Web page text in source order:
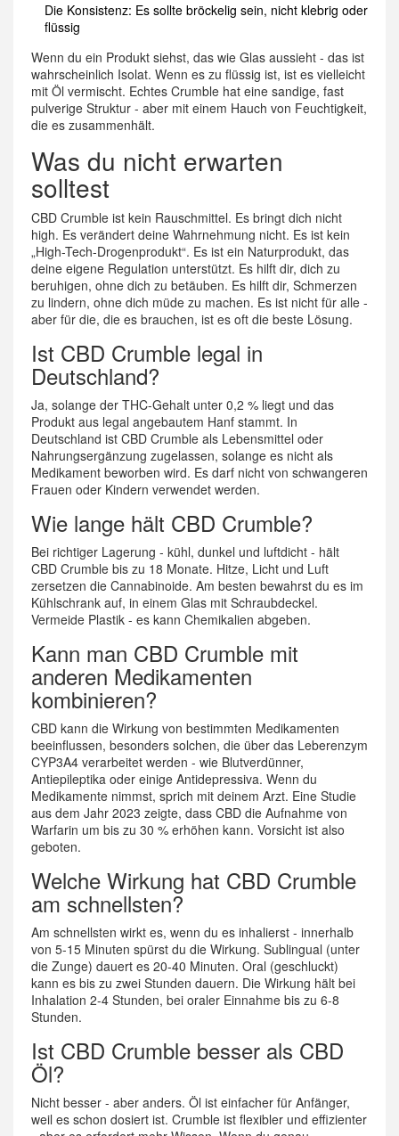
Die Konsistenz: Es sollte bröckelig sein, nicht klebrig oder
flüssig
Wenn du ein Produkt siehst, das wie Glas aussieht - das ist
wahrscheinlich Isolat. Wenn es zu flüssig ist, ist es vielleicht
mit Öl vermischt. Echtes Crumble hat eine sandige, fast
pulverige Struktur - aber mit einem Hauch von Feuchtigkeit,
die es zusammenhält.
Was du nicht erwarten
solltest
CBD Crumble ist kein Rauschmittel. Es bringt dich nicht
high. Es verändert deine Wahrnehmung nicht. Es ist kein
„High-Tech-Drogenprodukt“. Es ist ein Naturprodukt, das
deine eigene Regulation unterstützt. Es hilft dir, dich zu
beruhigen, ohne dich zu betäuben. Es hilft dir, Schmerzen
zu lindern, ohne dich müde zu machen. Es ist nicht für alle -
aber für die, die es brauchen, ist es oft die beste Lösung.
Ist CBD Crumble legal in
Deutschland?
Ja, solange der THC-Gehalt unter 0,2 % liegt und das
Produkt aus legal angebautem Hanf stammt. In
Deutschland ist CBD Crumble als Lebensmittel oder
Nahrungsergänzung zugelassen, solange es nicht als
Medikament beworben wird. Es darf nicht von schwangeren
Frauen oder Kindern verwendet werden.
Wie lange hält CBD Crumble?
Bei richtiger Lagerung - kühl, dunkel und luftdicht - hält
CBD Crumble bis zu 18 Monate. Hitze, Licht und Luft
zersetzen die Cannabinoide. Am besten bewahrst du es im
Kühlschrank auf, in einem Glas mit Schraubdeckel.
Vermeide Plastik - es kann Chemikalien abgeben.
Kann man CBD Crumble mit
anderen Medikamenten
kombinieren?
CBD kann die Wirkung von bestimmten Medikamenten
beeinflussen, besonders solchen, die über das Leberenzym
CYP3A4 verarbeitet werden - wie Blutverdünner,
Antiepileptika oder einige Antidepressiva. Wenn du
Medikamente nimmst, sprich mit deinem Arzt. Eine Studie
aus dem Jahr 2023 zeigte, dass CBD die Aufnahme von
Warfarin um bis zu 30 % erhöhen kann. Vorsicht ist also
geboten.
Welche Wirkung hat CBD Crumble
am schnellsten?
Am schnellsten wirkt es, wenn du es inhalierst - innerhalb
von 5-15 Minuten spürst du die Wirkung. Sublingual (unter
die Zunge) dauert es 20-40 Minuten. Oral (geschluckt)
kann es bis zu zwei Stunden dauern. Die Wirkung hält bei
Inhalation 2-4 Stunden, bei oraler Einnahme bis zu 6-8
Stunden.
Ist CBD Crumble besser als CBD
Öl?
Nicht besser - aber anders. Öl ist einfacher für Anfänger,
weil es schon dosiert ist. Crumble ist flexibler und effizienter